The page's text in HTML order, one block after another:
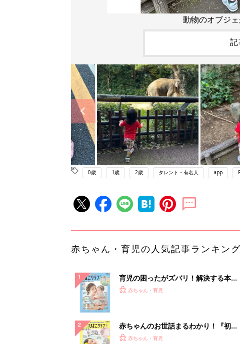
動物のオブジェ
0歳 1歳 2歳 タレント・有名人 app
赤ちゃん・育児の人気記事ランキング
育児の困ったがズバリ！解決する本
『ひよこクラブ 夏号』 4カ月～2才
赤ちゃん・育児
赤ちゃんのお世話まるわかり！『初め
てのひよこクラブ 夏号』〈巻頭大特
赤ちゃん・育児